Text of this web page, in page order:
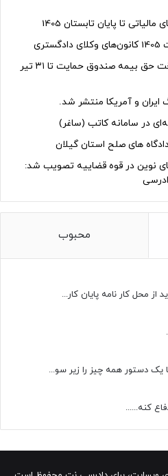
تا پایان تابستان 1405
خبر مهم برای وکلا: مهلت پرداخت حق بیمه صندوق حمایت تا ۳۱ تیر
ایران و آمریکا منتشر شد.
در سامانه کاتب (ساغر)
های صلح استان گیلان
نوین در قوه قضاییه تصویب شد:
محبوب
از محل کار نامه پایان کار...
یک دستور همه چیز را زیر سو...
کنه......